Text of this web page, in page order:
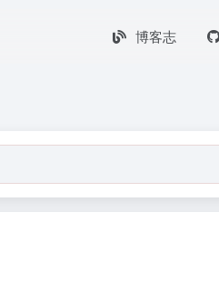
博客志